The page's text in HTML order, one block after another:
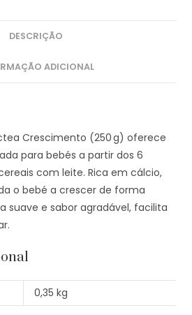
DESCRIÇÃO
ADICIONAL
Crescimento (250 g) oferece
para bebés a partir dos 6
com leite. Rica em cálcio,
o bebé a crescer de forma
suave e sabor agradável, facilita
0,35 kg